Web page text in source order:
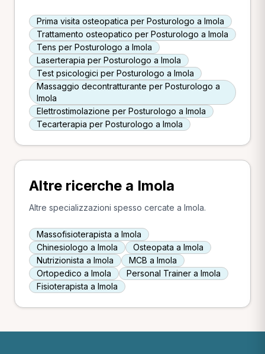
Prima visita osteopatica per Posturologo a Imola
Trattamento osteopatico per Posturologo a Imola
Tens per Posturologo a Imola
Laserterapia per Posturologo a Imola
Test psicologici per Posturologo a Imola
Massaggio decontratturante per Posturologo a
Imola
Elettrostimolazione per Posturologo a Imola
Tecarterapia per Posturologo a Imola
Altre ricerche a Imola
Altre specializzazioni spesso cercate a Imola.
Massofisioterapista a Imola
Chinesiologo a Imola
Osteopata a Imola
Nutrizionista a Imola
MCB a Imola
Ortopedico a Imola
Personal Trainer a Imola
Fisioterapista a Imola